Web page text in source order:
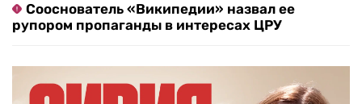
Сооснователь «Википедии» назвал ее
рупором пропаганды в интересах ЦРУ